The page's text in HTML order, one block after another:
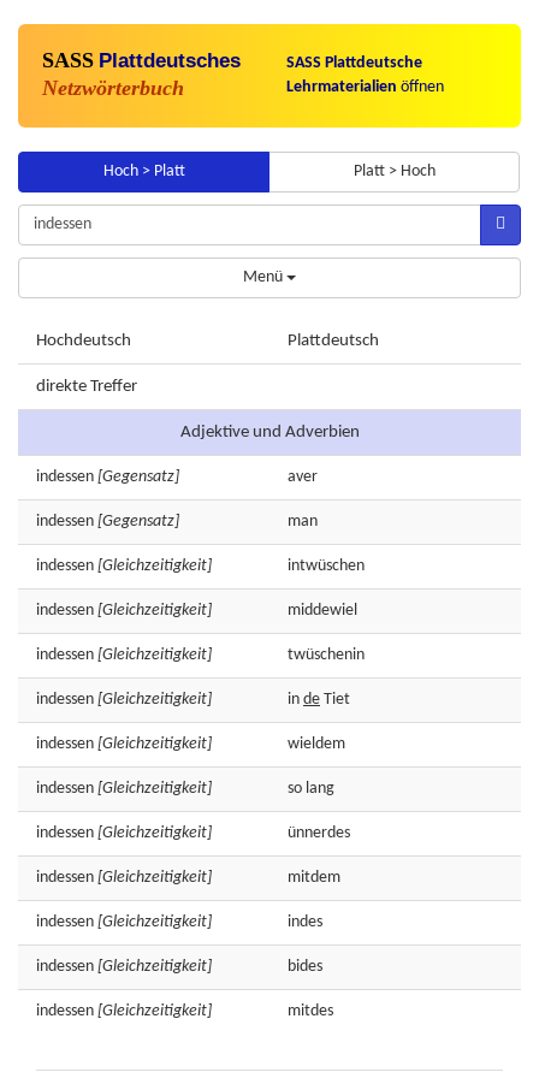
SASS Plattdeutsches
Netzwörterbuch
SASS Plattdeutsche
Lehrmaterialien öffnen
Hoch > Platt Platt > Hoch
Menü
Hochdeutsch Plattdeutsch
direkte Treffer
Adjektive und Adverbien
indessen [Gegensatz] aver
indessen [Gegensatz] man
indessen [Gleichzeitigkeit] intwüschen
indessen [Gleichzeitigkeit] middewiel
indessen [Gleichzeitigkeit] twüschenin
indessen [Gleichzeitigkeit] in de Tiet
indessen [Gleichzeitigkeit] wieldem
indessen [Gleichzeitigkeit] so lang
indessen [Gleichzeitigkeit] ünnerdes
indessen [Gleichzeitigkeit] mitdem
indessen [Gleichzeitigkeit] indes
indessen [Gleichzeitigkeit] bides
indessen [Gleichzeitigkeit] mitdes